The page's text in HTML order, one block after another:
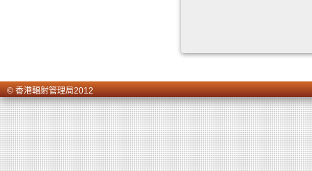
© 香港輻射管理局2012